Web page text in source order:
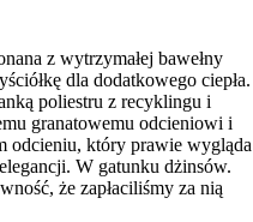
z wytrzymałej bawełny
dla dodatkowego ciepła.
poliestru z recyklingu i
granatowemu odcieniowi i
odcieniu, który prawie wygląda
W gatunku dżinsów.
że zapłaciliśmy za nią